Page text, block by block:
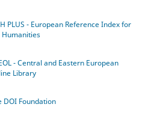
PLUS - European Reference Index for
Humanities
- Central and Eastern European
Library
DOI Foundation